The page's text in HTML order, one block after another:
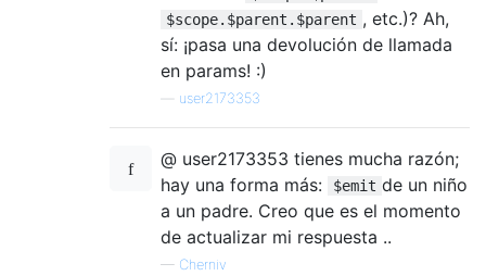
$scope.$parent.$parent , etc.)? Ah,
sí: ¡pasa una devolución de llamada
en params! :)
user2173353
@ user2173353 tienes mucha razón;
hay una forma más:
$emit de un niño
a un padre. Creo que es el momento
de actualizar mi respuesta ..
— Cherniv